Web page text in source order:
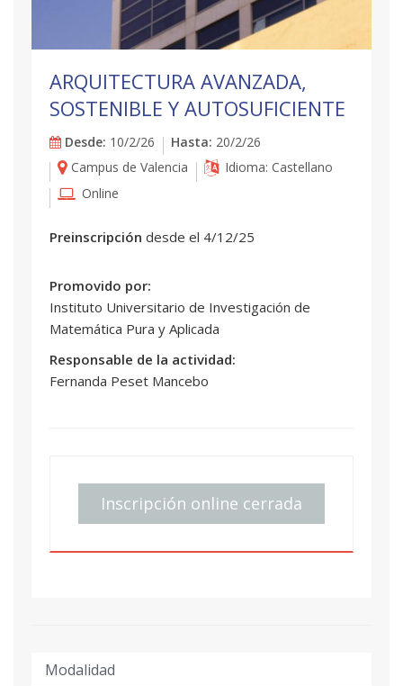
ARQUITECTURA AVANZADA,
SOSTENIBLE Y AUTOSUFICIENTE
Desde: 10/2/26 Hasta: 20/2/26
Campus de Valencia
Idioma: Castellano
Online
Preinscripción desde el 4/12/25
Promovido por:
Instituto Universitario de Investigación de
Matemática Pura y Aplicada
Responsable de la actividad:
Fernanda Peset Mancebo
Inscripción online cerrada
Modalidad